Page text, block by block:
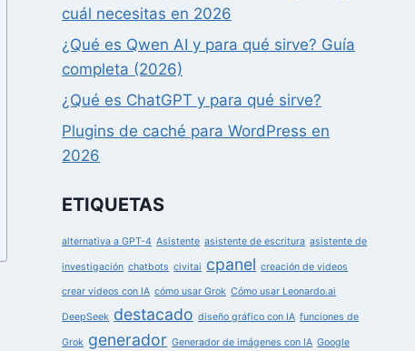
cuál necesitas en 2026
¿Qué es Qwen AI y para qué sirve? Guía
completa (2026)
¿Qué es ChatGPT y para qué sirve?
Plugins de caché para WordPress en
2026
ETIQUETAS
alternativa a GPT-4 Asistente asistente de escritura asistente de
investigación chatbots civitai cpanel creación de videos
crear videos con IA cómo usar Grok Cómo usar Leonardo.ai
DeepSeek destacado diseño gráfico con IA funciones de
Grok generador Generador de imágenes con IA Google